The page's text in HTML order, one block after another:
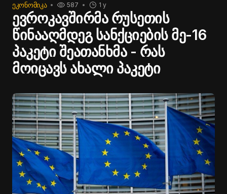
ᲔᲙᲝᲜᲝᲛᲘᲙᲐ 1 y
587
ევროკავშირმა რუსეთის
წინააღმდეგ სანქციების მე-16
პაკეტი შეათანხმა - რას
მოიცავს ახალი პაკეტი